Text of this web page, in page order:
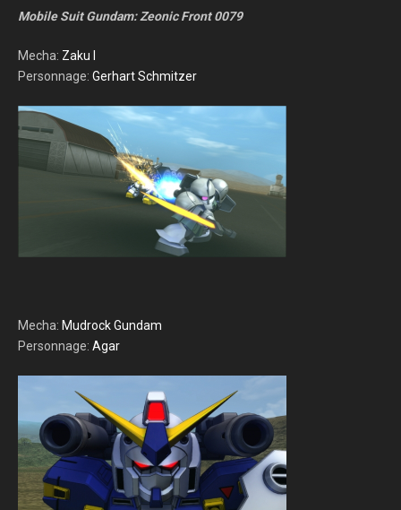
Mobile Suit Gundam: Zeonic Front 0079
Mecha: Zaku I
Personnage: Gerhart Schmitzer
Mecha: Mudrock Gundam
Personnage: Agar